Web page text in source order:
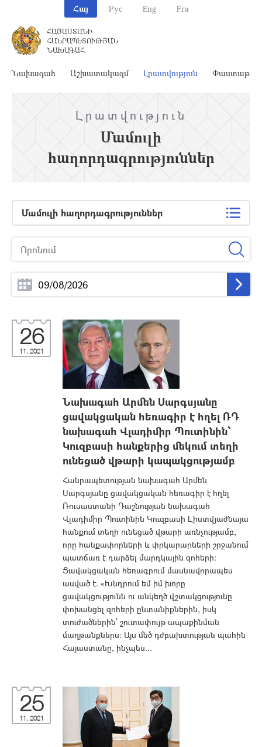
Հայ Рус Eng Fra
ՀԱՅԱՍՏԱՆԻ
ՀԱՆՐԱՊԵՏՈՒԹՅԱՆ
ՆԱԽԱԳԱՀ
Նախագահ Աշխատակազմ Լրատվություն
Լրատվություն
Մամուլի
հաղորդագրություններ
Մամուլի հաղորդագրություններ
26
11, 2021
Նախագահ Արմեն Սարգսյանը
ցավակցական հեռագիր է հղել ՌԴ
նախագահ Վլադիմիր Պուտինին՝
Կուզբասի հանքերից մեկում տեղի
ունեցած վթարի կապակցությամբ
Հանրապետության նախագահ Արմեն
Սարգսյանը ցավակցական հեռագիր է հղել
Ռուսաստանի Դաշնության նախագահ
Վլադիմիր Պուտինին Կուզբասի Լիստվյաժնայա
հանքում տեղի ունեցած վթարի առնչությամբ,
որը հանքափորների և փրկարարների շրջանում
պատճառ է դարձել մարդկային զոհերի։
Ցավակցական հեռագրում մասնավորապես
ասված է. «Խնդրում եմ իմ խորը
ցավակցությունն ու անկեղծ վշտակցությունը
փոխանցել զոհերի ընտանիքներին, իսկ
տուժածներին՝ շուտափույթ ապաքինման
մաղթանքներս։ Այս մեծ դժբախտության պահին
Հայաստանը, ինչպես...
25
11, 2021